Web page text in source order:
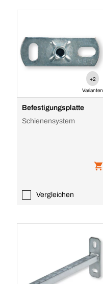
+2
Varianten
Befestigungsplatte
Schienensystem
Vergleichen